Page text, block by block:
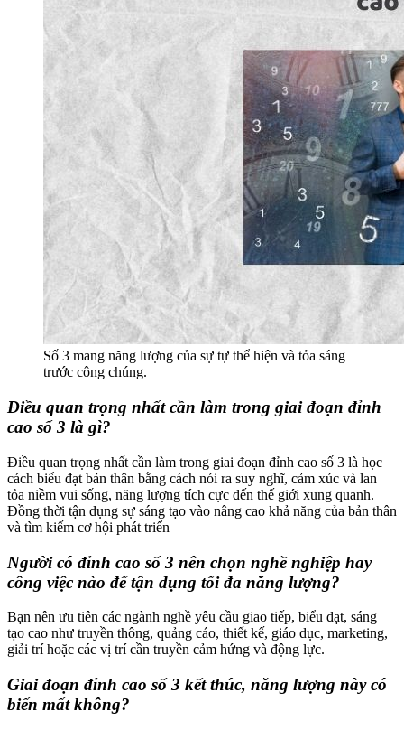
Số 3 mang năng lượng của sự tự thể hiện và tỏa sáng
trước công chúng.
Điều quan trọng nhất cần làm trong giai đoạn đỉnh
cao số 3 là gì?
Điều quan trọng nhất cần làm trong giai đoạn đỉnh cao số 3 là học
cách biểu đạt bản thân bằng cách nói ra suy nghĩ, cảm xúc và lan
tỏa niềm vui sống, năng lượng tích cực đến thế giới xung quanh.
Đồng thời tận dụng sự sáng tạo vào nâng cao khả năng của bản thân
và tìm kiếm cơ hội phát triển
Người có đỉnh cao số 3 nên chọn nghề nghiệp hay
công việc nào để tận dụng tối đa năng lượng?
Bạn nên ưu tiên các ngành nghề yêu cầu giao tiếp, biểu đạt, sáng
tạo cao như truyền thông, quảng cáo, thiết kế, giáo dục, marketing,
giải trí hoặc các vị trí cần truyền cảm hứng và động lực.
Giai đoạn đỉnh cao số 3 kết thúc, năng lượng này có
biến mất không?